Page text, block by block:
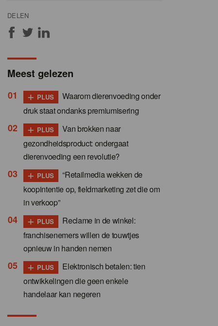
DELEN
Meest gelezen
+ PLUS
Waarom dierenvoeding onder
druk staat ondanks premiumisering
+ PLUS
Van brokken naar
gezondheidsproduct: ondergaat
dierenvoeding een revolutie?
+ PLUS
“Retailmedia wekken de
koopintentie op, fieldmarketing zet die om
in verkoop”
+ PLUS
Reclame in de winkel:
franchisenemers willen de touwtjes
opnieuw in handen nemen
+ PLUS
Elektronisch betalen: tien
ontwikkelingen die geen enkele
handelaar kan negeren